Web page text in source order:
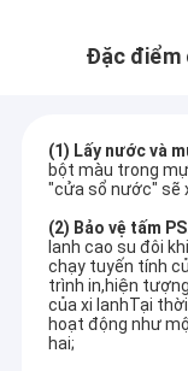
Đặc điểm
(1) Lấy nước và
bột màu trong
"cửa sổ nước" sẽ
(2) Bảo vệ tấm
lanh cao su đôi
chạy tuyến tính
trình in,hiện
của xi lanhTại
hoạt động như
hai;